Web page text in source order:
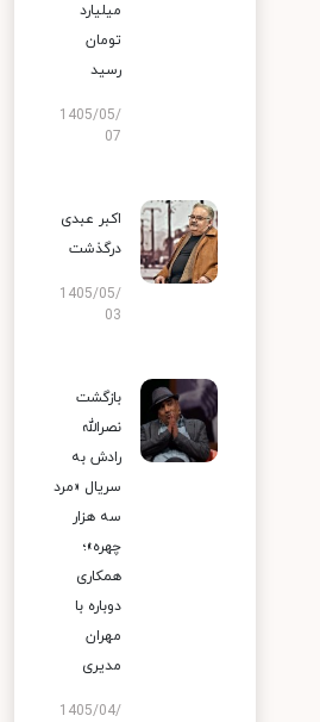
میلیارد
تومان
رسید
1405/05/
07
اکبر عبدی
درگذشت
1405/05/
03
بازگشت
نصرالله
رادش به
سریال «مرد
سه هزار
چهره»؛
همکاری
دوباره با
مهران
مدیری
1405/04/